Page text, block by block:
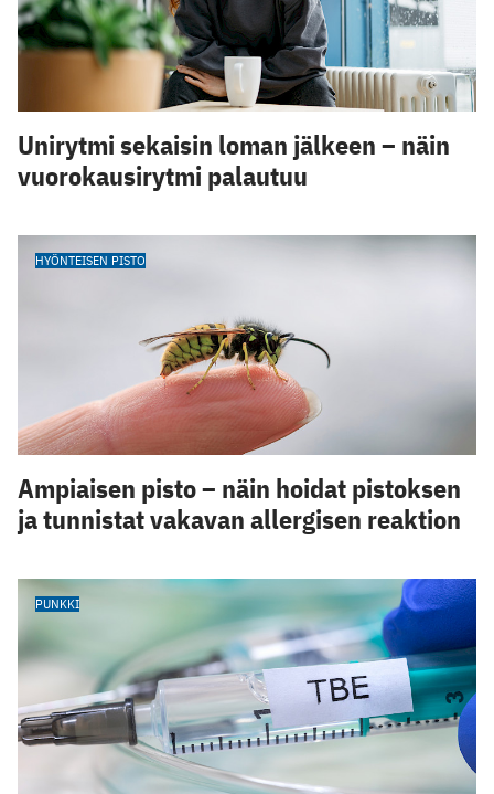
Unirytmi sekaisin loman jälkeen – näin
vuorokausirytmi palautuu
HYÖNTEISEN PISTO
Ampiaisen pisto – näin hoidat pistoksen
ja tunnistat vakavan allergisen reaktion
PUNKKI